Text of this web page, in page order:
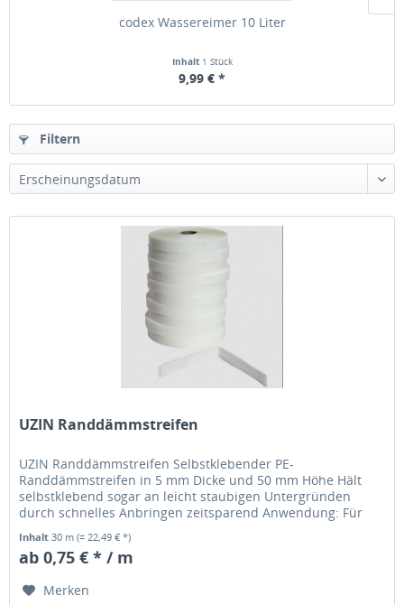
codex Wassereimer 10 Liter
Inhalt 1 Stück
9,99 € *
Filtern
UZIN Randdämmstreifen
UZIN Randdämmstreifen Selbstklebender PE-
Randdämmstreifen in 5 mm Dicke und 50 mm Höhe Hält
selbstklebend sogar an leicht staubigen Untergründen
durch schnelles Anbringen zeitsparend Anwendung: Für
die mechanische Trennung zwischen Boden...
Inhalt30 m(= 22,49 € *)
ab 0,75 € * / m
Merken